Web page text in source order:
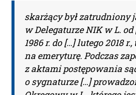
o Ochronie
Osobowych
Codzienna
bazy
skarżący był zatrudniony
w Delegaturze NIK w L.
1986 r. do […] lutego 2018
na emeryturę. Podczas
z aktami postępowania
o sygnaturze […]